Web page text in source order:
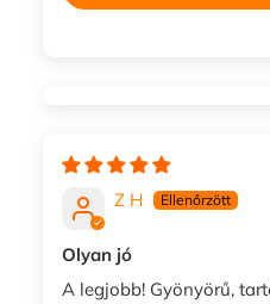
Z H
Olyan jó
A legjobb! Gyönyörű,